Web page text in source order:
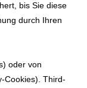
bis Sie diese
durch Ihren
oder von
Cookies). Third-